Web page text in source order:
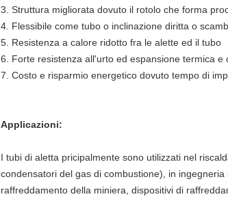
3. Struttura migliorata dovuto il rotolo che forma
4. Flessibile come tubo o inclinazione diritta o
5. Resistenza a calore ridotto fra le alette ed il tubo
6. Forte resistenza all'urto ed espansione termica e
7. Costo e risparmio energetico dovuto tempo di
Applicazioni:
I tubi di aletta pricipalmente sono utilizzati nel
condensatori del gas di combustione), in
raffreddamento della miniera, dispositivi di